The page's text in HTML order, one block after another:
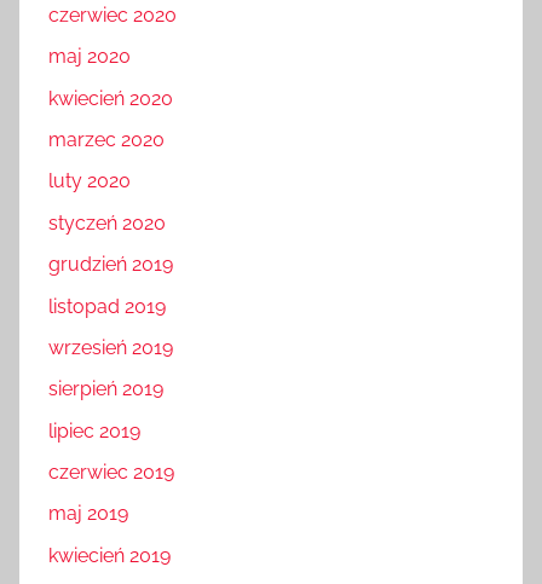
czerwiec 2020
maj 2020
kwiecień 2020
marzec 2020
luty 2020
styczeń 2020
grudzień 2019
listopad 2019
wrzesień 2019
sierpień 2019
lipiec 2019
czerwiec 2019
maj 2019
kwiecień 2019